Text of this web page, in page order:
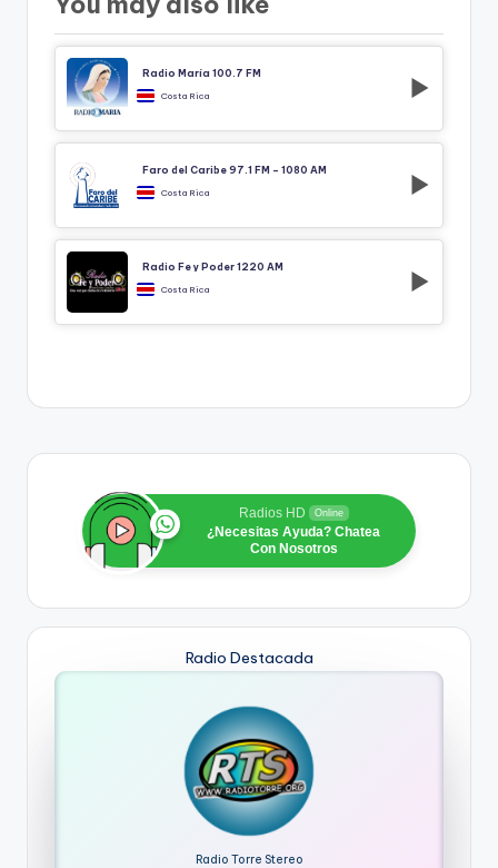
Radio María 100.7 FM
Costa Rica
Faro del Caribe 97.1 FM – 1080 AM
Costa Rica
Radio Fe y Poder 1220 AM
Costa Rica
Radios HD Online
¿Necesitas Ayuda? Chatea
Con Nosotros
Radio Destacada
Radio Torre Stereo